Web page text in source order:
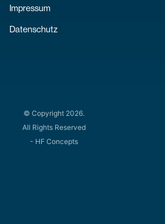
Impressum
Datenschutz
© Copyright 2026.
All Rights Reserved
- HF Concepts